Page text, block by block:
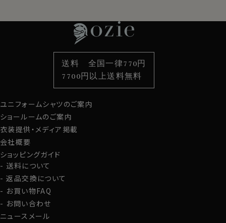
ウールは綿の2倍の吸水力があります。
さらに、ウールは吸水された水分を上手に蒸発・発散させ
る特性も持っています。
と快適に着用できます。
寒い時はウールの繊維内に乾いた空気を含み断熱効果
を高める特性があります。
衣服内を暖かく保ちながら寒い環境から体を守ってくれ
ます。
このようにウールは冬暖かく、夏涼しく過ごすことができ
る温度調節機能が備わっています。
・着心地抜群～通年着用可能
ウールというと重い印象がありますが、REDA
60701sTIVEは軽いです。
ソフトでシャツ生地とは異なるドレープ感がありながら、
袖・カフス型から選ぶ
色から選ぶ
柄から選ぶ
スタイルから選ぶ
カジュアルシャツ
定番シャツ
カフスボタン
サスペンダー
財布・名刺入れ
バッグ
ストール・マフラー
グローブ
ユニフォームシャツのご案内
ショールームのご案内
衣装提供・メディア掲載
会社概要
ショッピングガイド
送料について
返品交換について
お買い物FAQ
お問い合わせ
ニュースメール
送料 全国一律770円
7700円以上送料無料